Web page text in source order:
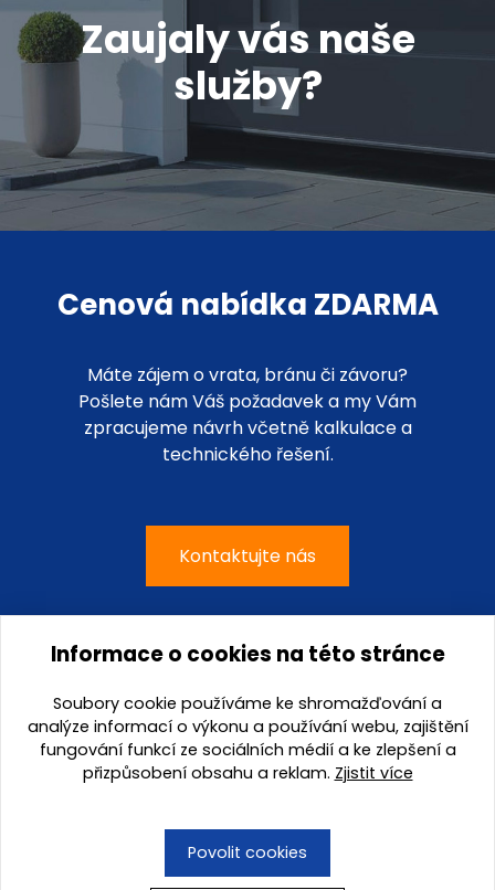
Informace o cookies na této stránce
Soubory cookie používáme ke shromažďování a
analýze informací o výkonu a používání webu, zajištění
fungování funkcí ze sociálních médií a ke zlepšení a
přizpůsobení obsahu a reklam. Zjistit více
Povolit cookies
Zaujaly vás naše
služby?
Cenová nabídka ZDARMA
Máte zájem o vrata, bránu či závoru?
Pošlete nám Váš požadavek a my Vám
zpracujeme návrh včetně kalkulace a
technického řešení.
Kontaktujte nás
G-mont, s.r.o.
Kateřinská 4459 / 2a
695 01 Hodonín
tel.:+420 518 340 185
prodej@g-mont.cz